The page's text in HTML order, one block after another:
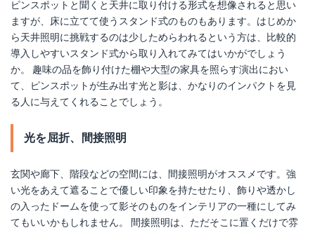
ピンスポットと聞くと天井に取り付ける形式を想像されると思い
ますが、床に立てて使うスタンド式のものもあります。はじめか
ら天井照明に挑戦するのは少しためらわれるという方は、比較的
導入しやすいスタンド式から取り入れてみてはいかがでしょう
か。 趣味の品を飾り付けた棚や大型の家具を照らす演出におい
て、ピンスポットが生み出す光と影は、かなりのインパクトを見
る人に与えてくれることでしょう。
光を屈折、間接照明
玄関や廊下、階段などの空間には、間接照明がオススメです。強
い光をあえて遮ることで優しい印象を持たせたり、飾りや透かし
の入ったドームを使って影そのものをインテリアの一種にしてみ
てもいいかもしれません。 間接照明は、ただそこに置くだけで雰